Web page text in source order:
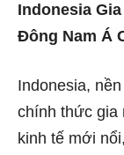
Indonesia
Đông Nam Á
Indonesia,
chính thức gia
kinh tế mới